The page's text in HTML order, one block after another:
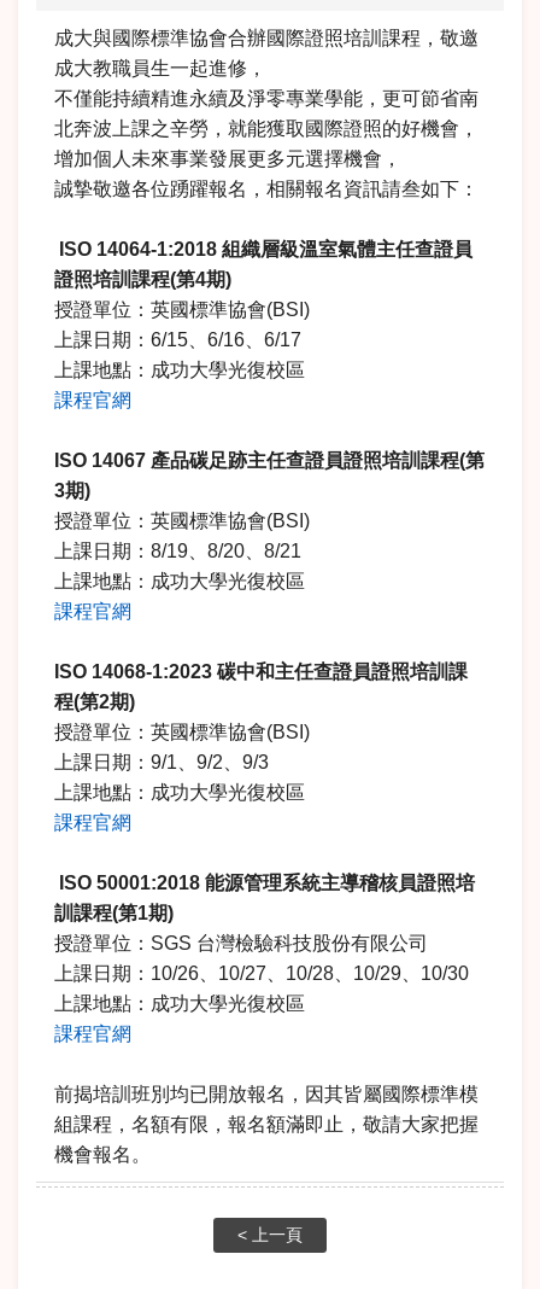
成大與國際標準協會合辦國際證照培訓課程，敬邀
成大教職員生一起進修，
不僅能持續精進永續及淨零專業學能，更可節省南
北奔波上課之辛勞，就能獲取國際證照的好機會，
增加個人未來事業發展更多元選擇機會，
誠摯敬邀各位踴躍報名，相關報名資訊請叁如下：
ISO 14064-1:2018 組織層級溫室氣體主任查證員
證照培訓課程(第4期)
授證單位：英國標準協會(BSI)
上課日期：6/15、6/16、6/17
上課地點：成功大學光復校區
課程官網
ISO 14067 產品碳足跡主任查證員證照培訓課程(第
3期)
授證單位：英國標準協會(BSI)
上課日期：8/19、8/20、8/21
上課地點：成功大學光復校區
課程官網
ISO 14068-1:2023 碳中和主任查證員證照培訓課
程(第2期)
授證單位：英國標準協會(BSI)
上課日期：9/1、9/2、9/3
上課地點：成功大學光復校區
課程官網
ISO 50001:2018 能源管理系統主導稽核員證照培
訓課程(第1期)
授證單位：SGS 台灣檢驗科技股份有限公司
上課日期：10/26、10/27、10/28、10/29、10/30
上課地點：成功大學光復校區
課程官網
前揭培訓班別均已開放報名，因其皆屬國際標準模
組課程，名額有限，報名額滿即止，敬請大家把握
機會報名。
< 上一頁